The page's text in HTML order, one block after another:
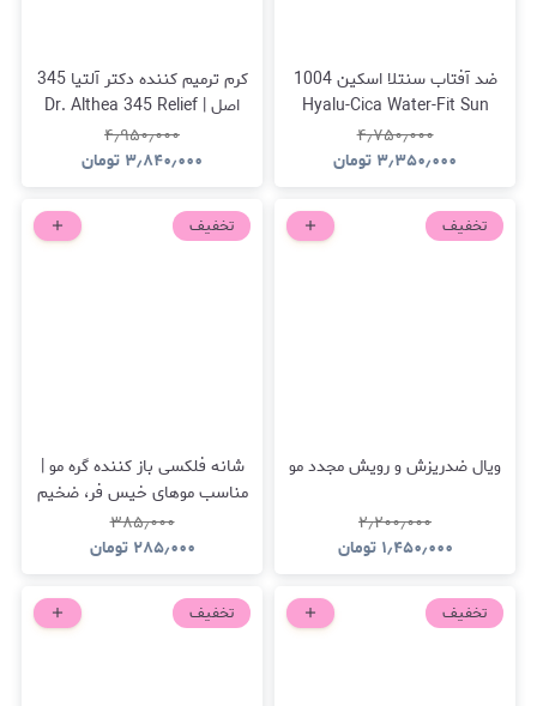
ضد آفتاب سنتلا اسکین 1004
Hyalu-Cica Water-Fit Sun
Serum SPF50+ PA++++
۴٫۷۵۰٫۰۰۰
۳٫۳۵۰٫۰۰۰ تومان
کرم ترمیم کننده دکتر آلتیا 345
اصل | Dr. Althea 345 Relief
Cream
۴٫۹۵۰٫۰۰۰
۳٫۸۴۰٫۰۰۰ تومان
تخفیف
ویال ضدریزش و رویش مجدد مو
۲٫۲۰۰٫۰۰۰
۱٫۴۵۰٫۰۰۰ تومان
تخفیف
شانه فلکسی باز کننده گره مو |
مناسب موهای خیس فر، ضخیم
و مجعد
۳۸۵٫۰۰۰
۲۸۵٫۰۰۰ تومان
تخفیف تخفیف